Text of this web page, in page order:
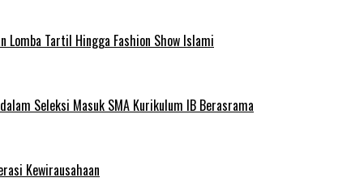
Lomba Tartil Hingga Fashion Show Islami
Seleksi Masuk SMA Kurikulum IB Berasrama
Kewirausahaan